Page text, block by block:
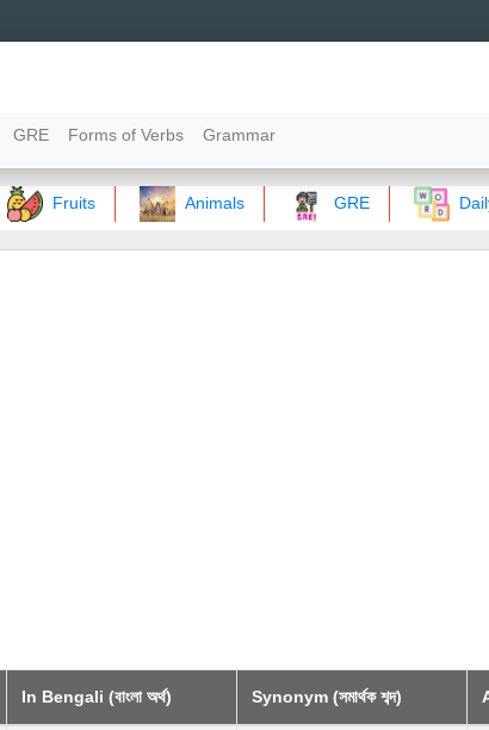
GRE Forms of Verbs Grammar
Fruits Animals GRE Daily
In Bengali (বাংলা অর্থ) Synonym (সমার্থক শব্দ)